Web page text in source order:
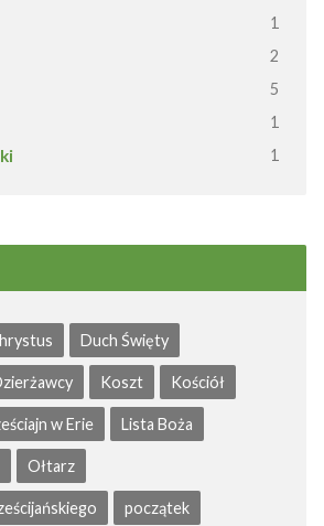
1
2
5
1
1
Duch Święty
Koszt Kościół
w Erie Lista Boża
Ołtarz
początek